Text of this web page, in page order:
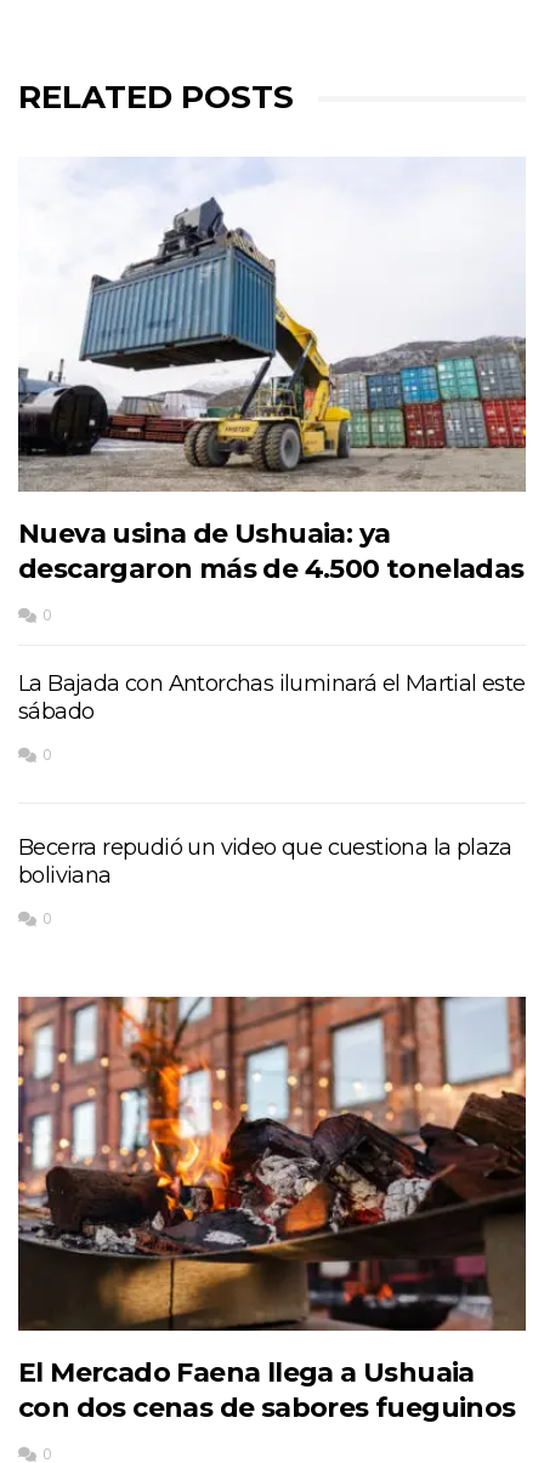
RELATED POSTS
Nueva usina de Ushuaia: ya
descargaron más de 4.500 toneladas
0
La Bajada con Antorchas iluminará el Martial este
sábado
0
Becerra repudió un video que cuestiona la plaza
boliviana
0
El Mercado Faena llega a Ushuaia
con dos cenas de sabores fueguinos
0